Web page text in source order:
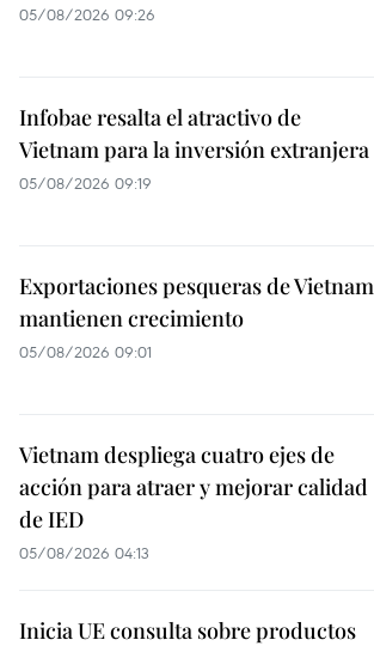
05/08/2026 09:26
Infobae resalta el atractivo de
Vietnam para la inversión extranjera
05/08/2026 09:19
Exportaciones pesqueras de Vietnam
mantienen crecimiento
05/08/2026 09:01
Vietnam despliega cuatro ejes de
acción para atraer y mejorar calidad
de IED
05/08/2026 04:13
Inicia UE consulta sobre productos